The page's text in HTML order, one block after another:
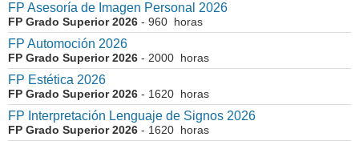
FP Asesoría de Imagen Personal 2026
FP Grado Superior 2026 - 960 horas
FP Automoción 2026
FP Grado Superior 2026 - 2000 horas
FP Estética 2026
FP Grado Superior 2026 - 1620 horas
FP Interpretación Lenguaje de Signos 2026
FP Grado Superior 2026 - 1620 horas